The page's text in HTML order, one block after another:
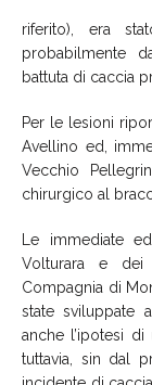
riferito), era
probabilmente
battuta di caccia
Per le lesioni
Avellino ed,
Vecchio
chirurgico al
Le immediate
Volturara e dei
Compagnia di
state sviluppate
anche l’ipotesi
tuttavia, sin dal